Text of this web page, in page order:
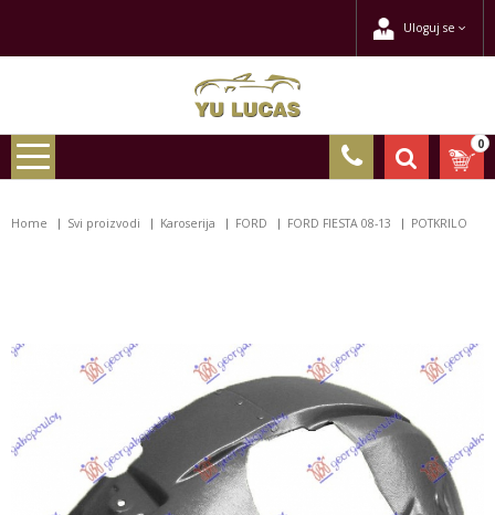
Uloguj se
0
Home Svi proizvodi Karoserija FORD FORD FIESTA 08-13 POTKRILO